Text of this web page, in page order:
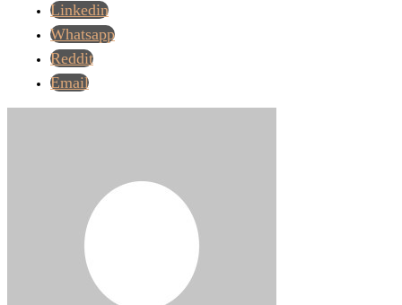
Linkedin
Whatsapp
Reddit
Email